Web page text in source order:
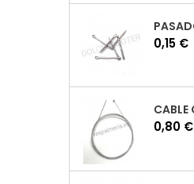
Precio
0,15 €
Precio
0,80 €